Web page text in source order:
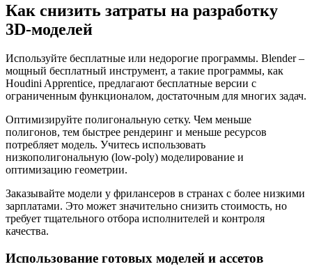
Как снизить затраты на разработку
3D-моделей
Используйте бесплатные или недорогие программы. Blender –
мощный бесплатный инструмент, а такие программы, как
Houdini Apprentice, предлагают бесплатные версии с
ограниченным функционалом, достаточным для многих задач.
Оптимизируйте полигональную сетку. Чем меньше
полигонов, тем быстрее рендеринг и меньше ресурсов
потребляет модель. Учитесь использовать
низкополигональную (low-poly) моделирование и
оптимизацию геометрии.
Заказывайте модели у фрилансеров в странах с более низкими
зарплатами. Это может значительно снизить стоимость, но
требует тщательного отбора исполнителей и контроля
качества.
Использование готовых моделей и ассетов